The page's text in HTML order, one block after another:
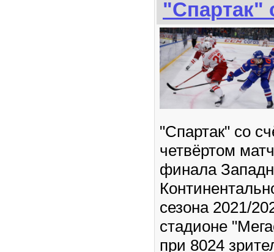
"Спартак"
"Спартак" со
четвёртом
финала
сезона 2021/
стадионе
при 8024